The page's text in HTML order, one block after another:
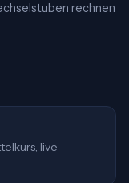
rechnen
live